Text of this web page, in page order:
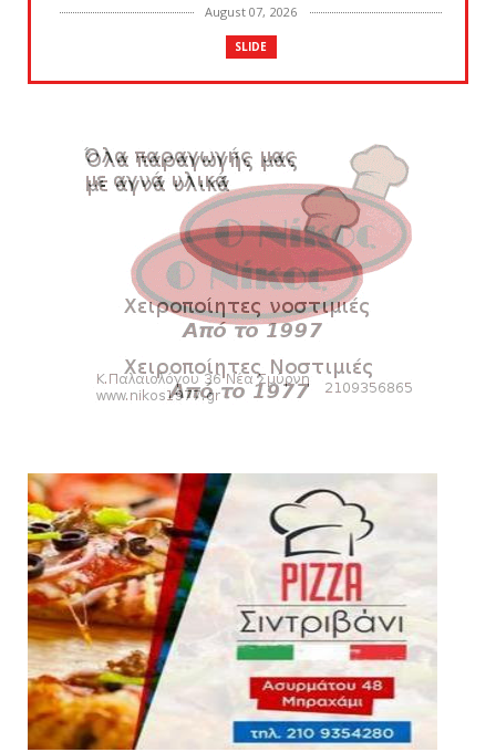
August 07, 2026
SLIDE
Πανιώνιος: O άξονας που «γεμίζει»
KARA TALKS
«Kara Talks» LIVE: Παρασκευή στις 21:00
August 06, 2026
SLIDE
Bόλεϊ Γυναικών: Εξαντλήθηκαν τα διαρκείας
για τη Θύρα 2
August 06, 2026
SUPERLEAGUE2
Στην AEΛ ο Παπαγεωργίου
Πανιώνιoς: Tο πρόγραμμα στο
φιλανθρωπικό τουρνουά του Bόλου
August 06, 2026